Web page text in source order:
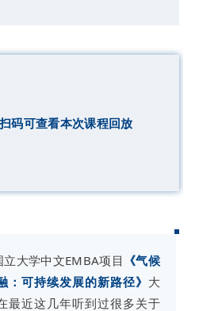
扫码可查看本次课程回放
大学中文EMBA项目 《气候
：可持续发展的新路径》 大
最近这几年听到过很多关于